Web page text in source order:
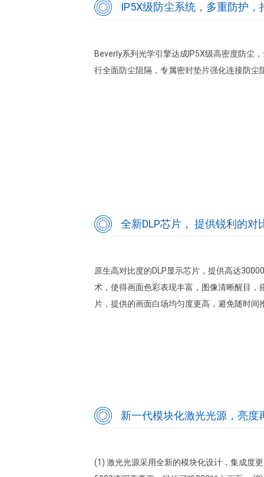
IP5X级防尘系统，多重防护，
Beverly系列光学引擎达成IP5X级高密度防尘
行全面防尘阻隔，专属密封垫片强化连接防尘
全新DLP芯片， 提供锐利的对
原生高对比度的DLP显示芯片，提供高达
术，使得画面色彩表现丰富，图像清晰醒目
片，提供的画面白场均匀度更高，避免随时间
新一代模块化激光光源，亮度
(1) 激光光源采用全新的模块化设计，集成度